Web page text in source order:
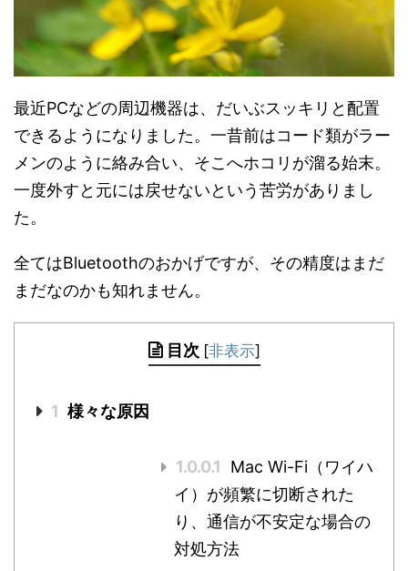
最近PCなどの周辺機器は、だいぶスッキリと配置
できるようになりました。一昔前はコード類がラー
メンのように絡み合い、そこへホコリが溜る始末。
一度外すと元には戻せないという苦労がありまし
た。
全てはBluetoothのおかげですが、その精度はまだ
まだなのかも知れません。
目次 [非表示]
1 様々な原因
1.0.0.1
Mac Wi-Fi（ワイハ
イ）が頻繁に切断された
り、通信が不安定な場合の
対処方法